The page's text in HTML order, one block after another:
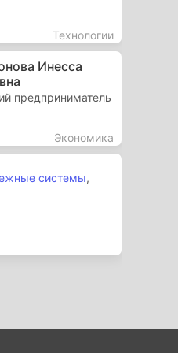
Технологии
Инесса
предприниматель
Экономика
системы,